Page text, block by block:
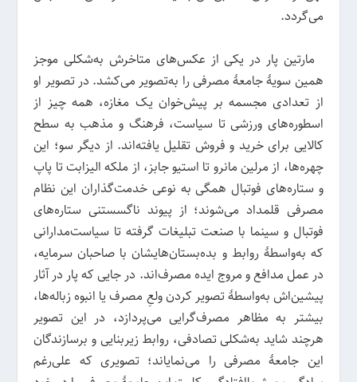
می‌گردد.
مارتین پار در یکی از عکس‌های متاخرش به‌شکلی موجز
همین سویهٔ جامعهٔ مصرفی را به‌تصویر می‌کشد. در تصویر او
از تعدادی مجسمه‌ بر پیش‌خوان یک مغازه، همه چیز از
اسطوره‌های ورزشی تا سیاست، فرهنگ و مذهب به سطح
کالایی برای خرید و فروش تقلیل یافته‌اند. از دیگر سو؛ این
چهره‌ها، از مرلین مانرو تا استیو جابز، از ملکه الیزابت تا پاپ
و ستاره‌های فوتبال همگی به نوعی خدمت‌گذاران این نظام
مصرفی قلمداد می‌شوند؛ از پیوند ناگسستنی ستاره‌های
فوتبال و سینما با صنعت تبلیغات گرفته تا سیاست‌مدارانی
که به‌واسطۀ روابط‌ و بده‌بستان‌هایشان با صاحبان سرمایه،
در عمل مدافع و مروج ایده مصرف‌اند. در جایی که پار در آثار
پیشین‌اش به‌واسطهٔ تصویر کردن ولعِ مصرف یا انبوه زباله‌ها،
بیشتر به مظاهر مصرف‌گرایی می‌پردازد، در این تصویر
هرچند شاید به‌شکلی تصادفی، روابط زیربنایی و برسازندگان
این جامعۀ مصرفی را می‌نمایاند؛ تصویری که علی‌رغم